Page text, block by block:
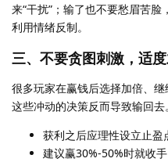
来“干扰”；输了也不要愁眉苦
利用情绪反制。
三、不要贪图刺激，适
很多玩家在赢钱后选择加倍、
这些冲动的决策反而导致输回去
获利之后应理性设立止盈
建议赢30%-50%时就收手